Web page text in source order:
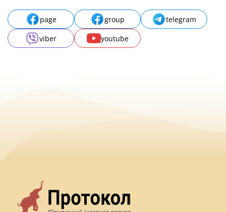
page group
telegram
viber
youtube